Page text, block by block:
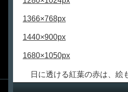
1366×768px
1440×900px
1680×1050px
日に透ける紅葉の赤は、絵